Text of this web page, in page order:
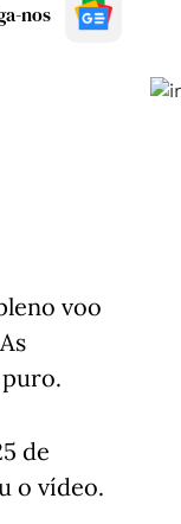
nos
voo
de
o vídeo.